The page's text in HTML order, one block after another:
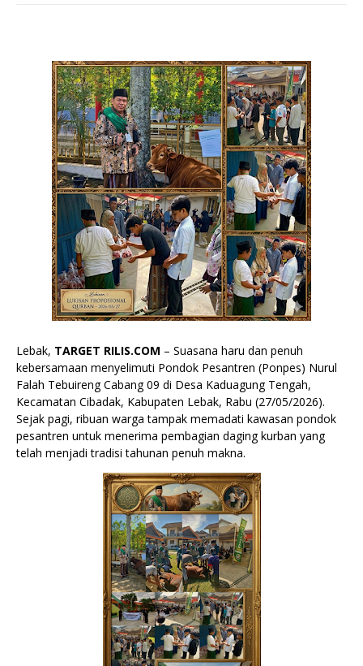
Lebak, TARGET RILIS.COM – Suasana haru dan penuh
kebersamaan menyelimuti Pondok Pesantren (Ponpes) Nurul
Falah Tebuireng Cabang 09 di Desa Kaduagung Tengah,
Kecamatan Cibadak, Kabupaten Lebak, Rabu (27/05/2026).
Sejak pagi, ribuan warga tampak memadati kawasan pondok
pesantren untuk menerima pembagian daging kurban yang
telah menjadi tradisi tahunan penuh makna.